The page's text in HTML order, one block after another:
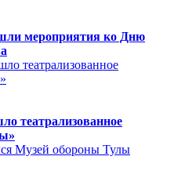
мероприятия ко Дню
театрализованное